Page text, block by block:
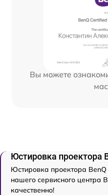
Вы можете
Юстировка проектора
Юстировка проектора
нашего сервисного центра
качественно!